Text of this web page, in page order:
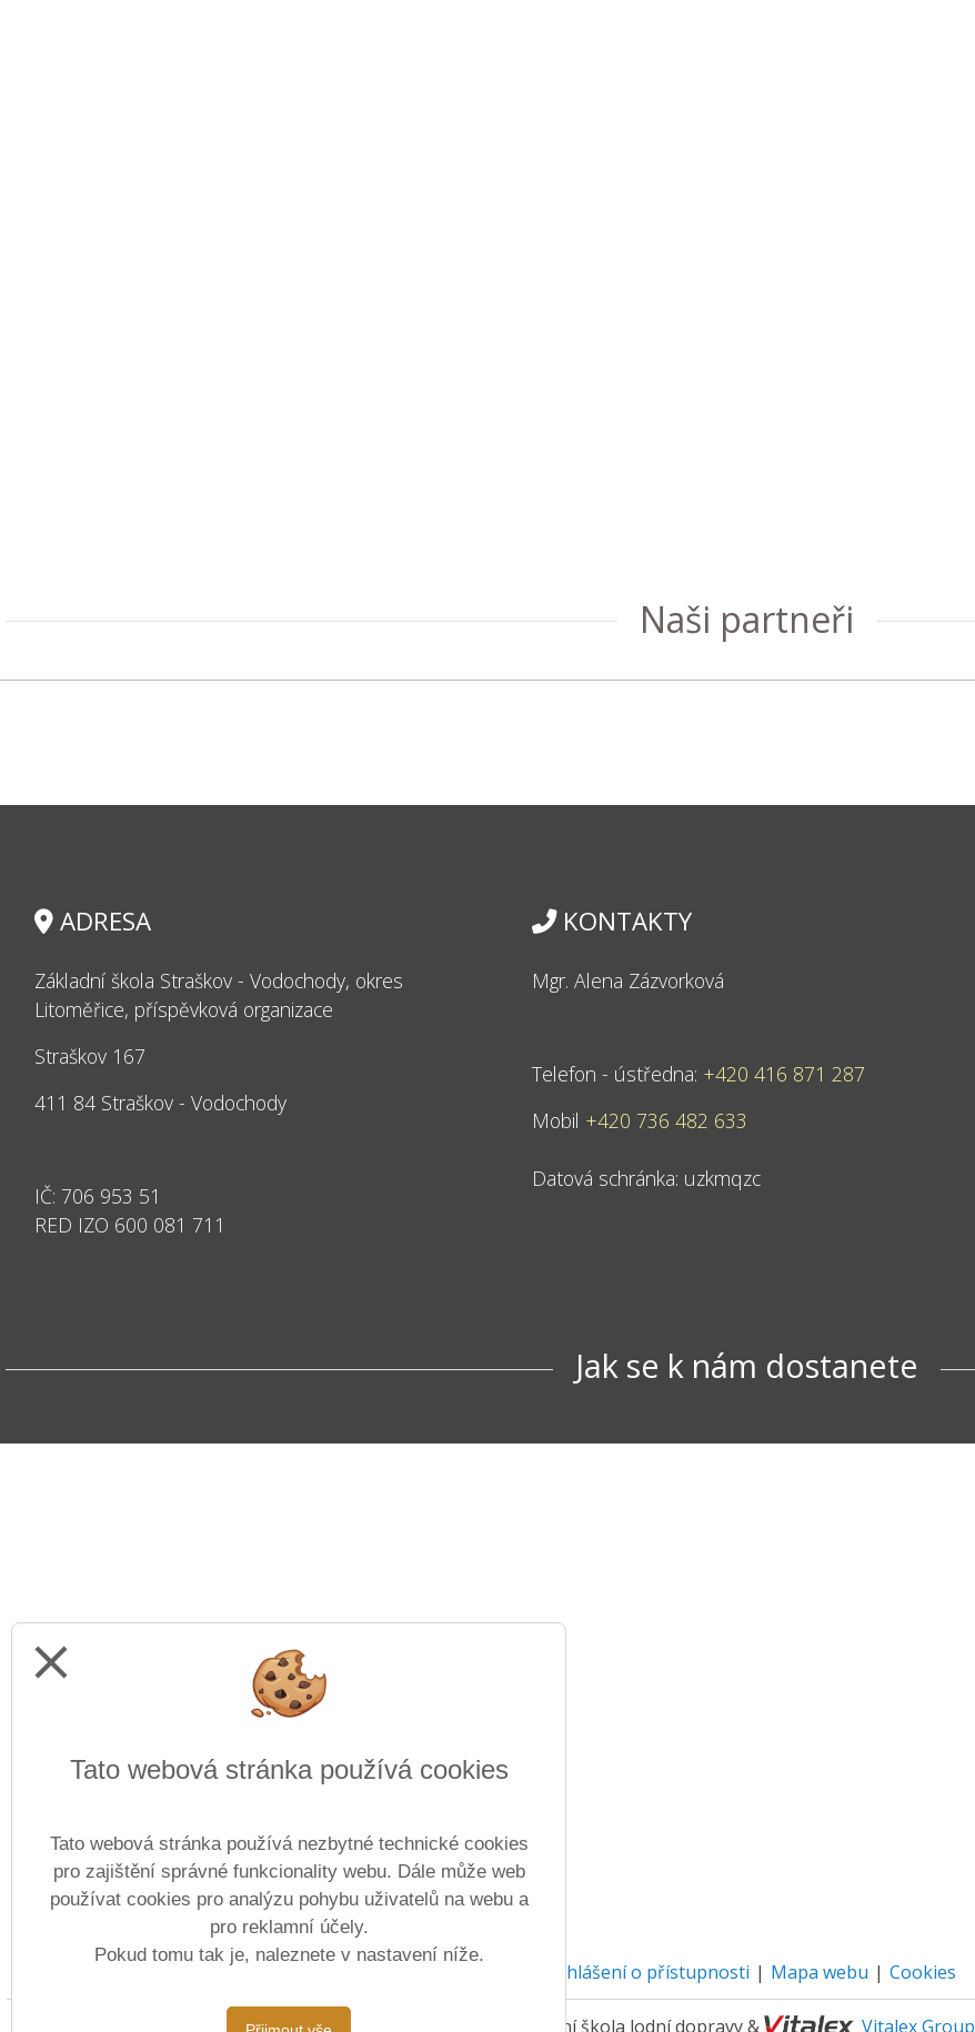
Naši partneři
ADRESA
Základní škola Straškov - Vodochody, okres
Litoměřice, příspěvková organizace
Straškov 167
411 84 Straškov - Vodochody
IČ: 706 953 51
RED IZO 600 081 711
KONTAKTY
Mgr. Alena Zázvorková
Telefon - ústředna: +420 416 871 287
Mobil +420 736 482 633
Datová schránka: uzkmqzc
Jak se k nám dostanete
Prohlášení o přístupnosti Mapa webu Cookies
Copyright © 2022 - 2023 Střední škola lodní dopravy & Vitalex Group
close
Tato webová stránka používá cookies
Tato webová stránka používá nezbytné technické cookies
pro zajištění správné funkcionality webu. Dále může web
používat cookies pro analýzu pohybu uživatelů na webu a
pro reklamní účely.
Pokud tomu tak je, naleznete v nastavení níže.